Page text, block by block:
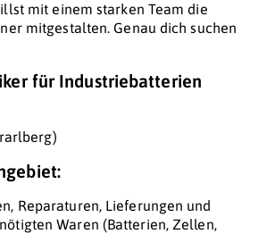
mit einem starken Team die
mitgestalten. Genau dich suchen
für Industriebatterien
Reparaturen, Lieferungen und
Waren (Batterien, Zellen,